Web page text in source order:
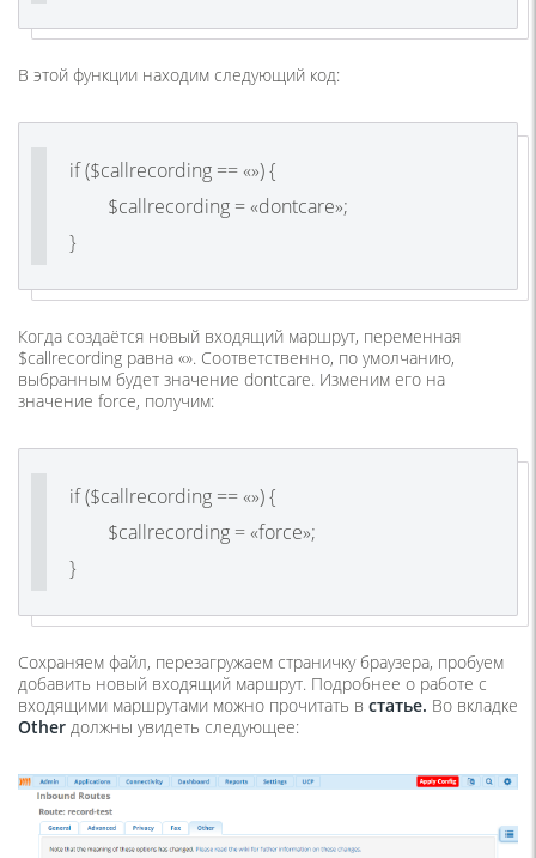
В этой функции находим следующий код:
if ($callrecording == «») {
$callrecording = «dontcare»;
}
Когда создаётся новый входящий маршрут, переменная
$callrecording равна «». Соответственно, по умолчанию,
выбранным будет значение dontcare. Изменим его на
значение force, получим:
if ($callrecording == «») {
$callrecording = «force»;
}
Сохраняем файл, перезагружаем страничку браузера, пробуем
добавить новый входящий маршрут. Подробнее о работе с
входящими маршрутами можно прочитать в статье. Во вкладке
Other должны увидеть следующее: